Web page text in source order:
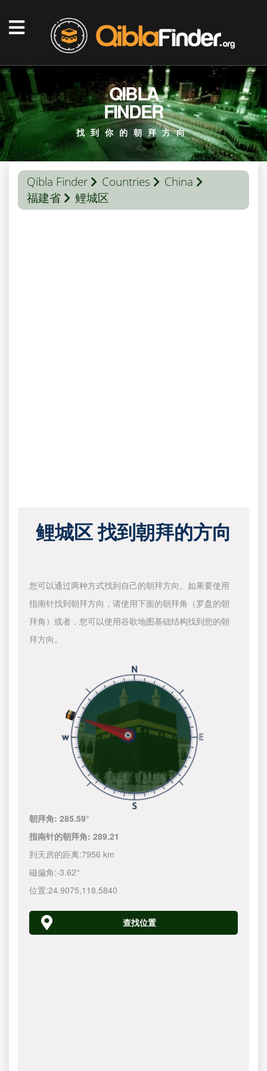
QIBLA
FINDER
找到你的朝拜方向
Qibla Finder Countries
China
福建省
鲤城区
鲤城区 找到朝拜的方向
您可以通过两种方式找到自己的朝拜方向。如果要使用
指南针找到朝拜方向，请使用下面的朝拜角（罗盘的朝
拜角）或者，您可以使用谷歌地图基础结构找到您的朝
拜方向。
朝拜角:285.59°
指南针的朝拜角:289.21
到天房的距离:7956 km
磁偏角:-3.62°
位置:24.9075,118.5840
查找位置